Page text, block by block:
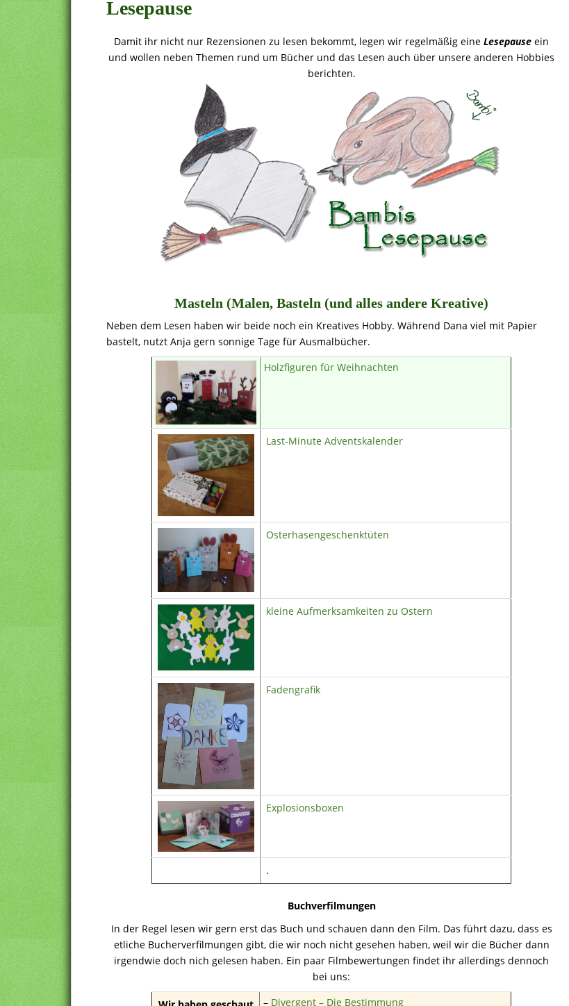
Lesepause
Damit ihr nicht nur Rezensionen zu lesen bekommt, legen wir regelmäßig eine Lesepause ein
und wollen neben Themen rund um Bücher und das Lesen auch über unsere anderen Hobbies
berichten.
Masteln (Malen, Basteln (und alles andere Kreative)
Neben dem Lesen haben wir beide noch ein Kreatives Hobby. Während Dana viel mit Papier
bastelt, nutzt Anja gern sonnige Tage für Ausmalbücher.
Holzfiguren für Weihnachten
Last-Minute Adventskalender
Osterhasengeschenktüten
kleine Aufmerksamkeiten zu Ostern
Fadengrafik
Explosionsboxen
.
Buchverfilmungen
In der Regel lesen wir gern erst das Buch und schauen dann den Film. Das führt dazu, dass es
etliche Bucherverfilmungen gibt, die wir noch nicht gesehen haben, weil wir die Bücher dann
irgendwie doch nich gelesen haben. Ein paar Filmbewertungen findet ihr allerdings dennoch
bei uns:
– Divergent – Die Bestimmung